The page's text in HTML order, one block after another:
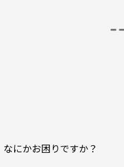
なにかお困りですか？